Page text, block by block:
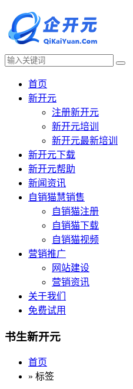
首页
新开元
注册新开元
新开元培训
新开元最新培训
新开元下载
新开元帮助
新闻资讯
自销猫慧销售
自销猫注册
自销猫下载
自销猫视频
营销推广
网站建设
营销资讯
关于我们
免费试用
书生新开元
首页
» 标签